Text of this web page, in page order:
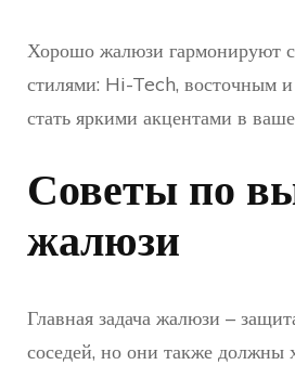
Хорошо жалюзи гармонируют
стилями: Hi-Tech, восточным
стать яркими акцентами в
Советы по
жалюзи
Главная задача жалюзи –
соседей, но они также должны